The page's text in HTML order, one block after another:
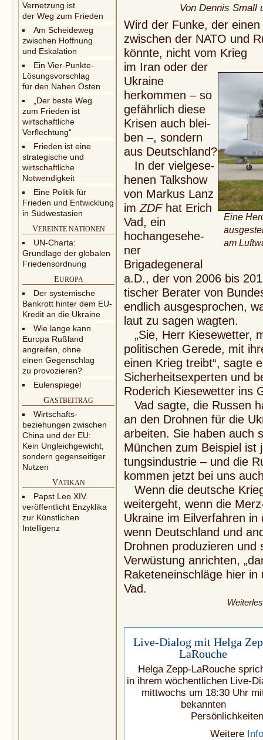
Vernetzung ist
der Weg zum Frieden
Am Scheideweg
zwischen Hoffnung
und Eskalation
Ein Vier-Punkte-
Lösungsvorschlag
für den Nahen Osten
„Der beste Weg
zum Frieden ist
wirtschaftliche
Verflechtung“
Frieden ist eine
strategische und
wirtschaftliche
Notwendigkeit
Eine Politik für
Frieden und Entwicklung
in Südwestasien
VEREINTE NATIONEN
UN-Charta:
Grundlage der globalen
Friedensordnung
EUROPA
Der systemische
Bankrott hinter dem EU-
Kredit an die Ukraine
Wie lange kann
Europa Rußland
angreifen, ohne
einen Gegenschlag
zu provozieren?
Eulenspiegel
GASTBEITRAG
Wirtschafts-
beziehungen zwischen
China und der EU:
Kein Ungleichgewicht,
sondern gegenseitiger
Nutzen
VATIKAN
Papst Leo XIV.
veröffentlicht Enzyklika
zur Künstlichen
Intelligenz
Von Dennis Small
Wird der Funke, der
zwischen der NATO und
könnte, nicht vom Krieg
Eine
am
im Iran oder der
Ukraine
herkommen – so
gefährlich diese
Krisen auch blei-
ben –, sondern
aus Deutschland?
In der vielgese­
he­nen Talkshow
von Markus Lanz
im ZDFhat Erich
Vad, ein
hochangesehe-
ner
Brigadegeneral
a.D., der von 2006 bis
tischer Berater von
endlich ausgesprochen,
laut zu sagen wagten.
„Sie, Herr Kiesewetter,
politischen Gerede, mit
einen Krieg treibt“, sagte
Sicherheitsexperten und
Roderich Kiesewetter ins
Vad sagte, die Russen
an den Drohnen für die
arbeiten. Sie haben auch
München zum Beispiel
tungsindustrie – und die
kommen jetzt bei uns
Wenn die deutsche
weitergeht, wenn die
Ukraine im Eilverfahren
wenn Deutschland und
Drohnen produzieren und
Verwüstung anrichten,
Raketeneinschläge hier
Vad.
Live-Dialog mit Helga
LaRouche
Helga Zepp-LaRouche
in ihrem wöchentlichen Live-
mittwochs um 18:30 Uhr
bekannten
Weitere